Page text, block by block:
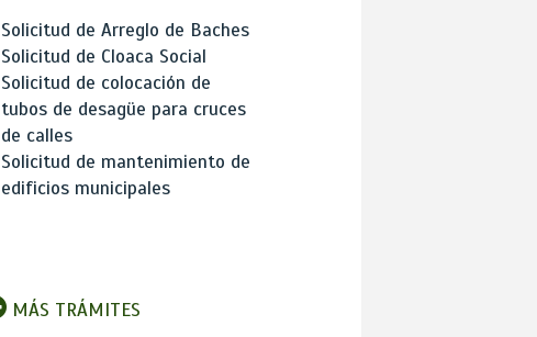
Solicitud de Arreglo de Baches
Solicitud de Cloaca Social
Solicitud de colocación de
tubos de desagüe para cruces
de calles
Solicitud de mantenimiento de
edificios municipales
MÁS TRÁMITES